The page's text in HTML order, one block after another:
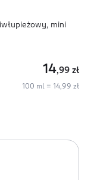
mini
14,99 zł
100 ml = 14,99 zł